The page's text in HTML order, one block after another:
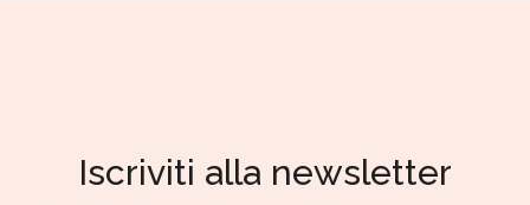
Iscriviti alla newsletter